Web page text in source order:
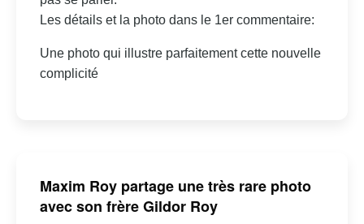
Les détails et la photo dans le 1er commentaire:
Une photo qui illustre parfaitement cette nouvelle
complicité
Maxim Roy partage une très rare photo
avec son frère Gildor Roy